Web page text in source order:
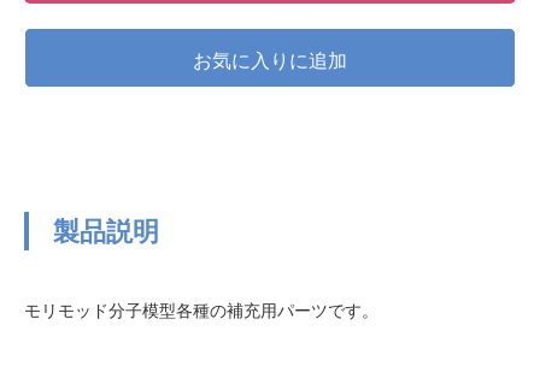
製品説明
モリモッド分子模型各種の補充用パーツです。